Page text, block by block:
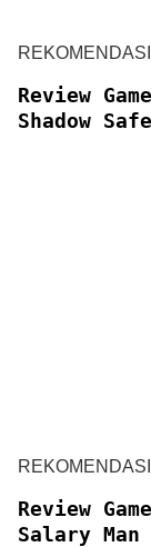
REKOMENDASI
Review
Shadow
REKOMENDASI
Review
Salary Man